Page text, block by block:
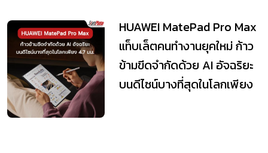
HUAWEI MatePad Pro Max
แท็บเล็ตคนทำงานยุคใหม่ ก้าว
ข้ามขีดจำกัดด้วย AI อัจฉริยะ
บนดีไซน์บางที่สุดในโลกเพียง